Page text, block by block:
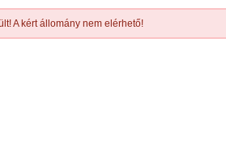
A kért állomány nem elérhető!